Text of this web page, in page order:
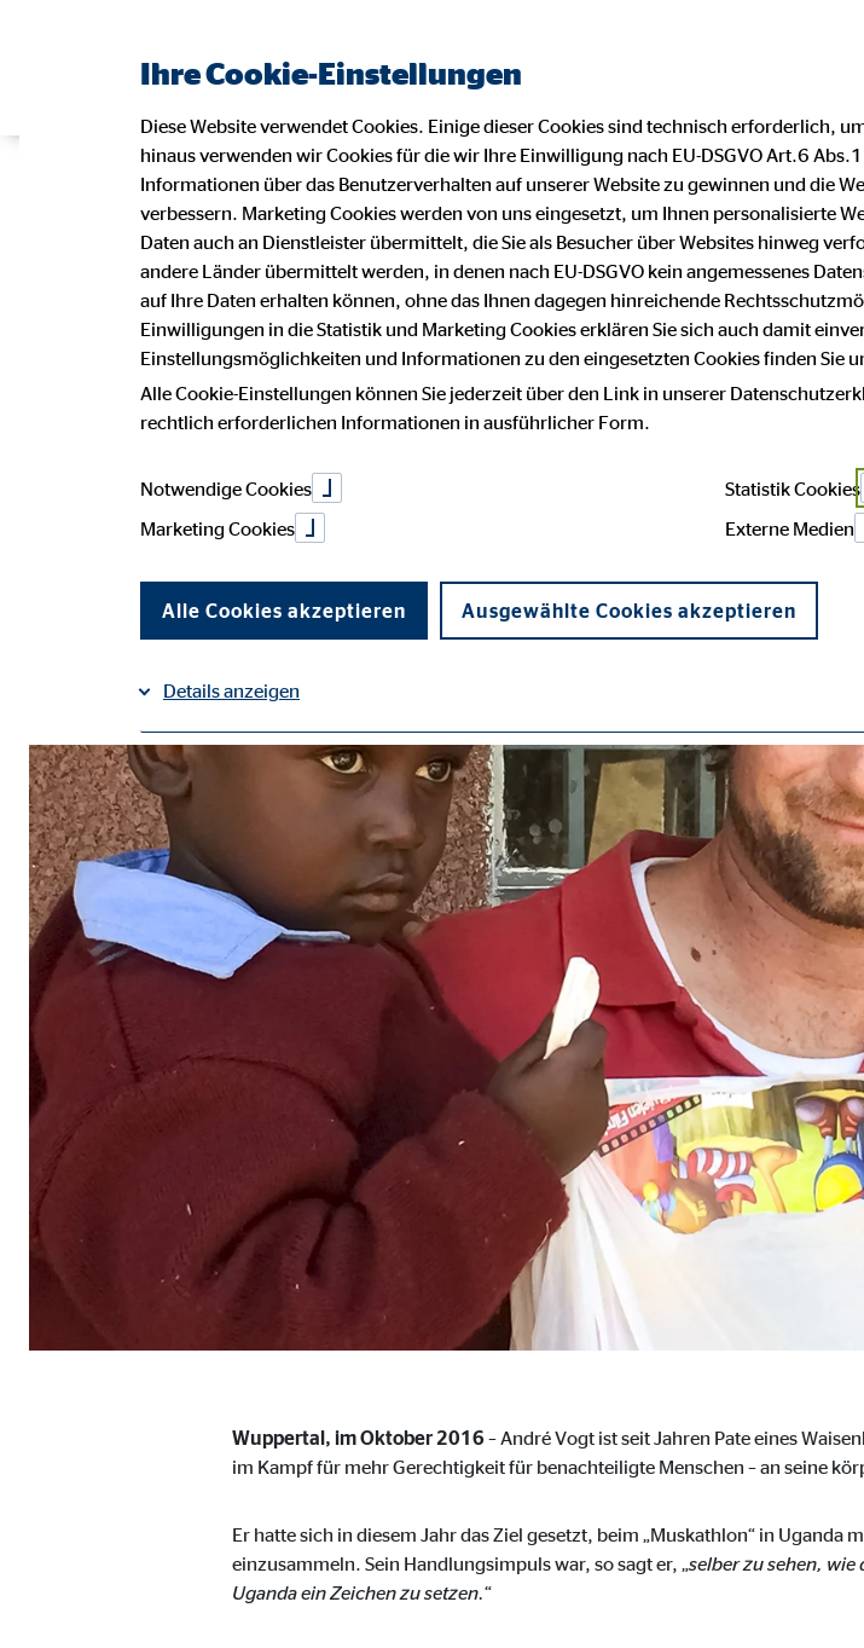
Einer für alle – alle für
20. Oktober 2016|OVB Hilfswerk
auf Facebook teilen
auf LinkedIn teilen
Wuppertal, im Oktober 2016– André Vogt ist seit Jahren Pate eines
im Kampf für mehr Gerechtigkeit für benachteiligte Menschen – an seine
Er hatte sich in diesem Jahr das Ziel gesetzt, beim „Muskathlon“ in
einzusammeln. Sein Handlungsimpuls war, so sagt er, „selber zu sehen,
Uganda ein Zeichen zu setzen.“
Ihre Cookie-Einstellungen
Diese Website verwendet Cookies. Einige dieser Cookies sind technisch erforderlich,
hinaus verwenden wir Cookies für die wir Ihre Einwilligung nach EU-DSGVO Art.6
Informationen über das Benutzerverhalten auf unserer Website zu gewinnen und die
verbessern. Marketing Cookies werden von uns eingesetzt, um Ihnen personalisierte
Daten auch an Dienstleister übermittelt, die Sie als Besucher über Websites hinweg
andere Länder übermittelt werden, in denen nach EU-DSGVO kein angemessenes
auf Ihre Daten erhalten können, ohne das Ihnen dagegen hinreichende
Einwilligungen in die Statistik und Marketing Cookies erklären Sie sich auch damit
Einstellungsmöglichkeiten und Informationen zu den eingesetzten Cookies finden Sie
Alle Cookie-Einstellungen können Sie jederzeit über den Link in unserer
rechtlich erforderlichen Informationen in ausführlicher Form.
Notwendige Cookies
Statistik Cookies
Marketing Cookies
Externe Medien
Alle Cookies akzeptieren Ausgewählte Cookies akzeptieren
Details anzeigen
Notwendige Cookies
Notwendige Cookies ermöglichen grundlegende Funktionen und sind für die einwandfreie
Funktion der Webseite einschränken.
Benutzereinstellungen | Empfänger: OVB
Name: fe_typo_user
TYPO3 Association
Speicherung von Benutzereinstellungen
Browser-Sitzung
Einverständnis Cookie | Empfänger: OVB
Name: cookie_consent_v2
Anbieter: mindshape
Speichern Ihrer Einwilligungen
Statistik Cookies
Google Analytics | Empfänger: OVB, Google Ireland Ltd.
Impressum Datenschutz